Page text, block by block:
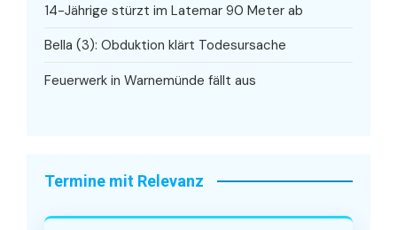
14-Jährige stürzt im Latemar 90 Meter ab
Bella (3): Obduktion klärt Todesursache
Feuerwerk in Warnemünde fällt aus
Termine mit Relevanz